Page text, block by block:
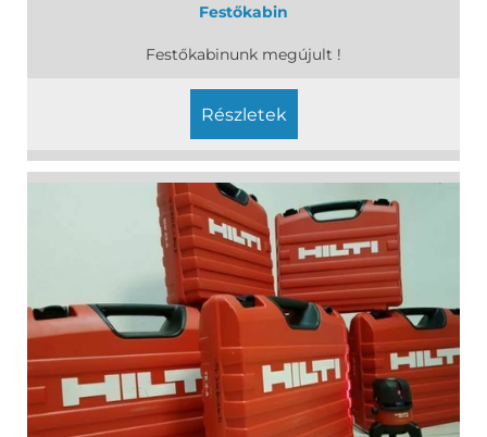
Festőkabin
Festőkabinunk megújult !
részletek